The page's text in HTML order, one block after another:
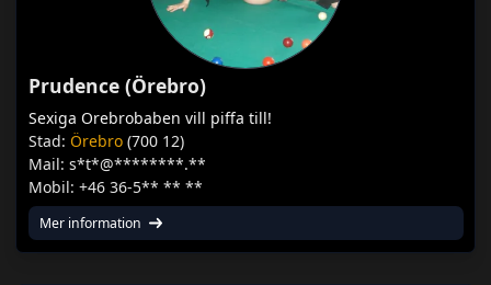
Prudence (Örebro)
Sexiga Orebrobaben vill piffa till!
Stad: Örebro (700 12)
Mail: s*t*@********.**
Mobil: +46 36-5** ** **
Mer information